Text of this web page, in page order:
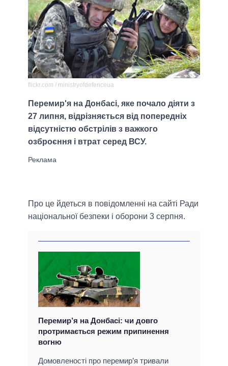
flickr.com / ministryofdefenceua
Перемир'я на Донбасі, яке почало діяти з
27 липня, відрізняється від попередніх
відсутністю обстрілів з важкого
озброєння і втрат серед ВСУ.
Про це йдеться в повідомленні на сайті Ради
національної безпеки і оборони 3 серпня.
Перемир’я на Донбасі: чи довго
протримається режим припинення
вогню
Домовленості про перемир’я тривали